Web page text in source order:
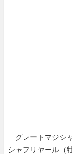
グレートマジシ
シャフリヤール（